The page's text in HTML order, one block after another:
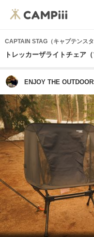
CAPTAIN STAG（キャプテンス
トレッカーザライトチェア（
ENJOY THE